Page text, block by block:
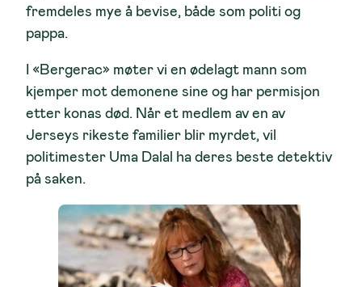
fremdeles mye å bevise, både som politi og
pappa.
I «Bergerac» møter vi en ødelagt mann som
kjemper mot demonene sine og har permisjon
etter konas død. Når et medlem av en av
Jerseys rikeste familier blir myrdet, vil
politimester Uma Dalal ha deres beste detektiv
på saken.